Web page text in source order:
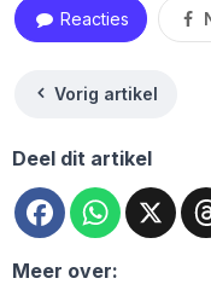
Reacties
Vorig artikel
Deel dit artikel
Facebook
X
Meer over: